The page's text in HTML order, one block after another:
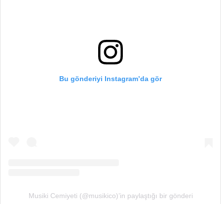
Bu gönderiyi Instagram’da gör
Musiki Cemiyeti (@musikico)’in paylaştığı bir gönderi